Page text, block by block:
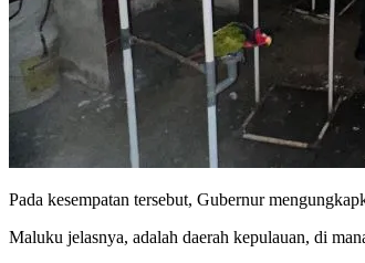
Pada kesempatan tersebut, Gubernur
Maluku jelasnya, adalah daerah kepulauan, di